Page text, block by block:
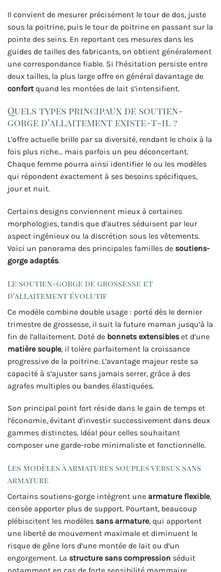
Il convient de mesurer précisément le tour de dos, juste
sous la poitrine, puis le tour de poitrine en passant sur la
pointe des seins. En reportant ces mesures dans les
guides de tailles des fabricants, on obtient généralement
une correspondance fiable. Si l’hésitation persiste entre
deux tailles, la plus large offre en général davantage de
confort quand les montées de lait s’intensifient.
Quels types principaux de soutien-
gorge d’allaitement existe-t-il ?
L’offre actuelle brille par sa diversité, rendant le choix à la
fois plus riche… mais parfois un peu déconcertant.
Chaque femme pourra ainsi identifier le ou les modèles
qui répondent exactement à ses besoins spécifiques,
jour et nuit.
Certains designs conviennent mieux à certaines
morphologies, tandis que d’autres séduisent par leur
aspect ingénieux ou la discrétion sous les vêtements.
Voici un panorama des principales familles de soutiens-
gorge adaptés.
Le soutien-gorge de grossesse et
d’allaitement évolutif
Ce modèle combine double usage : porté dès le dernier
trimestre de grossesse, il suit la future maman jusqu’à la
fin de l’allaitement. Doté de bonnets extensibles et d’une
matière souple, il tolère parfaitement la croissance
progressive de la poitrine. L’avantage majeur reste sa
capacité à s’ajuster sans jamais serrer, grâce à des
agrafes multiples ou bandes élastiquées.
Son principal point fort réside dans le gain de temps et
l’économie, évitant d’investir successivement dans deux
gammes distinctes. Idéal pour celles souhaitant
composer une garde-robe minimaliste et fonctionnelle.
Les modèles à armatures souples versus sans
armature
Certains soutiens-gorge intègrent une armature flexible,
censée apporter plus de support. Pourtant, beaucoup
plébiscitent les modèles sans armature, qui apportent
une liberté de mouvement maximale et diminuent le
risque de gêne lors d’une montée de lait ou d’un
engorgement. La structure sans compression séduit